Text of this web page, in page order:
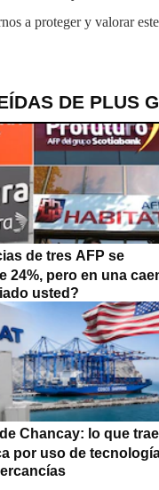
a proteger y valorar
DE PLUS G
de tres AFP se
24%, pero en una
usted?
Chancay: lo que trae
por uso de